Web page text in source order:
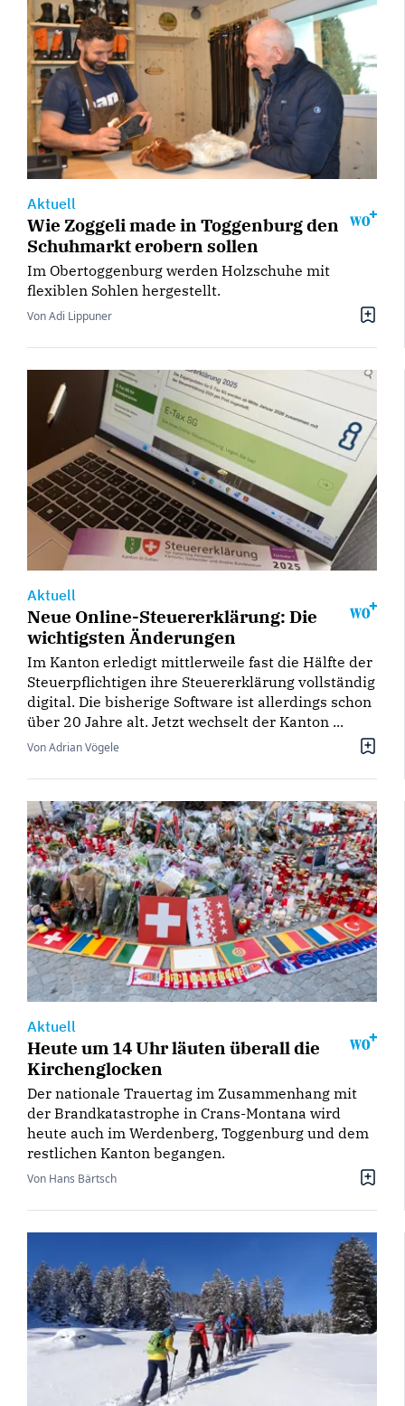
Aktuell
Wie Zoggeli made in Toggenburg den
Schuhmarkt erobern sollen
Im Obertoggenburg werden Holzschuhe mit
flexiblen Sohlen hergestellt.
Von Adi Lippuner
Aktuell
Neue Online-Steuererklärung: Die
wichtigsten Änderungen
Im Kanton erledigt mittlerweile fast die Hälfte der
Steuerpflichtigen ihre Steuererklärung vollständig
digital. Die bisherige Software ist allerdings schon
über 20 Jahre alt. Jetzt wechselt der Kanton ...
Von Adrian Vögele
Aktuell
Heute um 14 Uhr läuten überall die
Kirchenglocken
Der nationale Trauertag im Zusammenhang mit
der Brandkatastrophe in Crans-Montana wird
heute auch im Werdenberg, Toggenburg und dem
restlichen Kanton begangen.
Von Hans Bärtsch